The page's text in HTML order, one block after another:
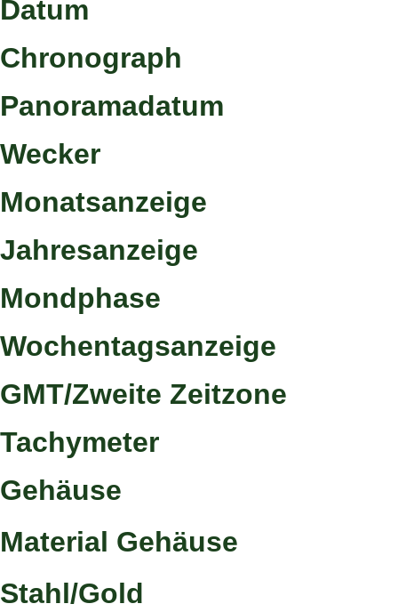
Datum
Chronograph
Panoramadatum
Wecker
Monatsanzeige
Jahresanzeige
Mondphase
Wochentagsanzeige
GMT/Zweite Zeitzone
Tachymeter
Gehäuse
Material Gehäuse
Stahl/Gold